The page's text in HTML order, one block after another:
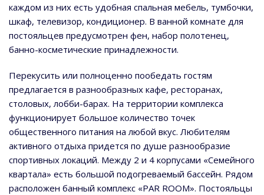
каждом из них есть удобная спальная мебель, тумбочки,
шкаф, телевизор, кондиционер. В ванной комнате для
постояльцев предусмотрен фен, набор полотенец,
банно-косметические принадлежности.
Перекусить или полноценно пообедать гостям
предлагается в разнообразных кафе, ресторанах,
столовых, лобби-барах. На территории комплекса
функционирует большое количество точек
общественного питания на любой вкус. Любителям
активного отдыха придется по душе разнообразие
спортивных локаций. Между 2 и 4 корпусами «Семейного
квартала» есть большой подогреваемый бассейн. Рядом
расположен банный комплекс «PAR ROOM». Постояльцы